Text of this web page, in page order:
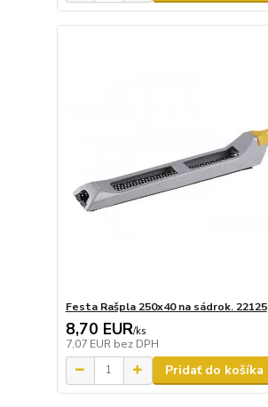
Festa Rašpla 250x40 na sádrok. 22125
8,70 EUR/ks
7,07 EUR bez DPH
Pridať do košíka